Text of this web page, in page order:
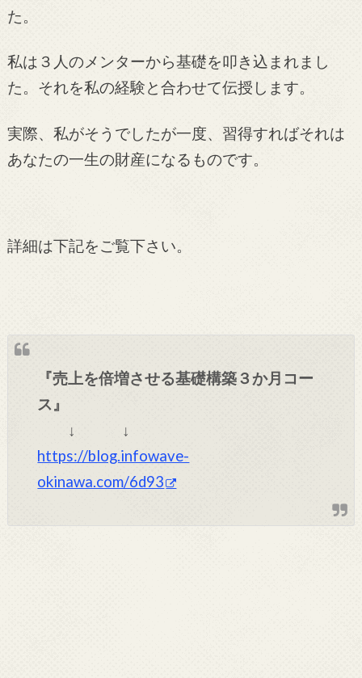
た。
私は３人のメンターから基礎を叩き込まれまし
た。それを私の経験と合わせて伝授します。
実際、私がそうでしたが一度、習得すればそれは
あなたの一生の財産になるものです。
詳細は下記をご覧下さい。
『売上を倍増させる基礎構築３か月コー
ス』
↓ ↓
https://blog.infowave-
okinawa.com/6d93